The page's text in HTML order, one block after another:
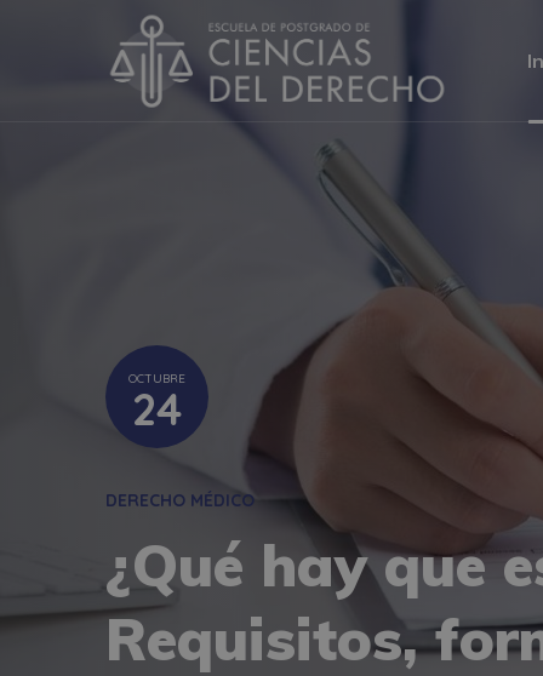
OCTUBRE
24
DERECHO MÉDICO
¿Qué hay que
Requisitos,